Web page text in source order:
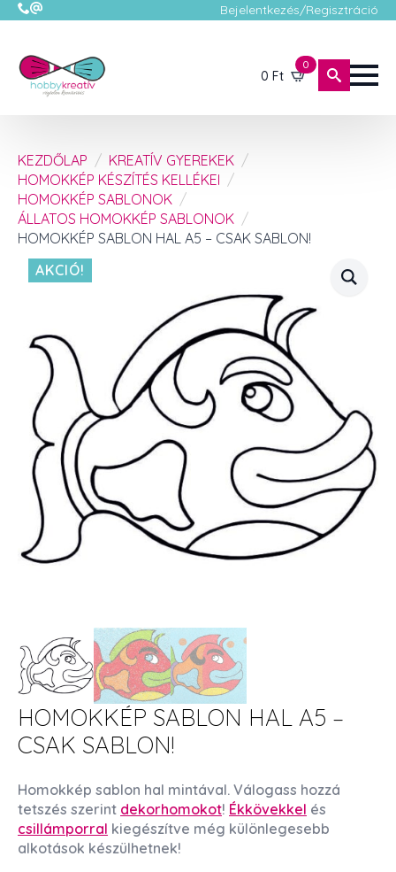
Bejelentkezés/Regisztráció
0 Ft
0
KEZDŐLAP
KREATÍV GYEREKEK
HOMOKKÉP KÉSZÍTÉS KELLÉKEI
HOMOKKÉP SABLONOK
ÁLLATOS HOMOKKÉP SABLONOK
HOMOKKÉP SABLON HAL A5 – CSAK SABLON!
AKCIÓ!
HOMOKKÉP SABLON HAL A5 –
CSAK SABLON!
Homokkép sablon hal mintával. Válogass hozzá
tetszés szerint dekorhomokot! Ékkövekkel és
csillámporral kiegészítve még különlegesebb
alkotások készülhetnek!